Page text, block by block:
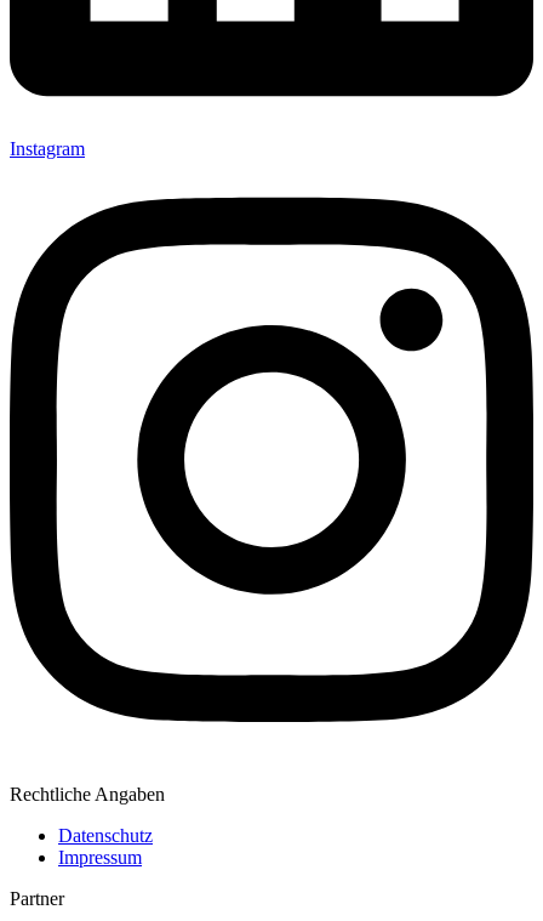
Instagram
Rechtliche Angaben
Datenschutz
Impressum
Partner